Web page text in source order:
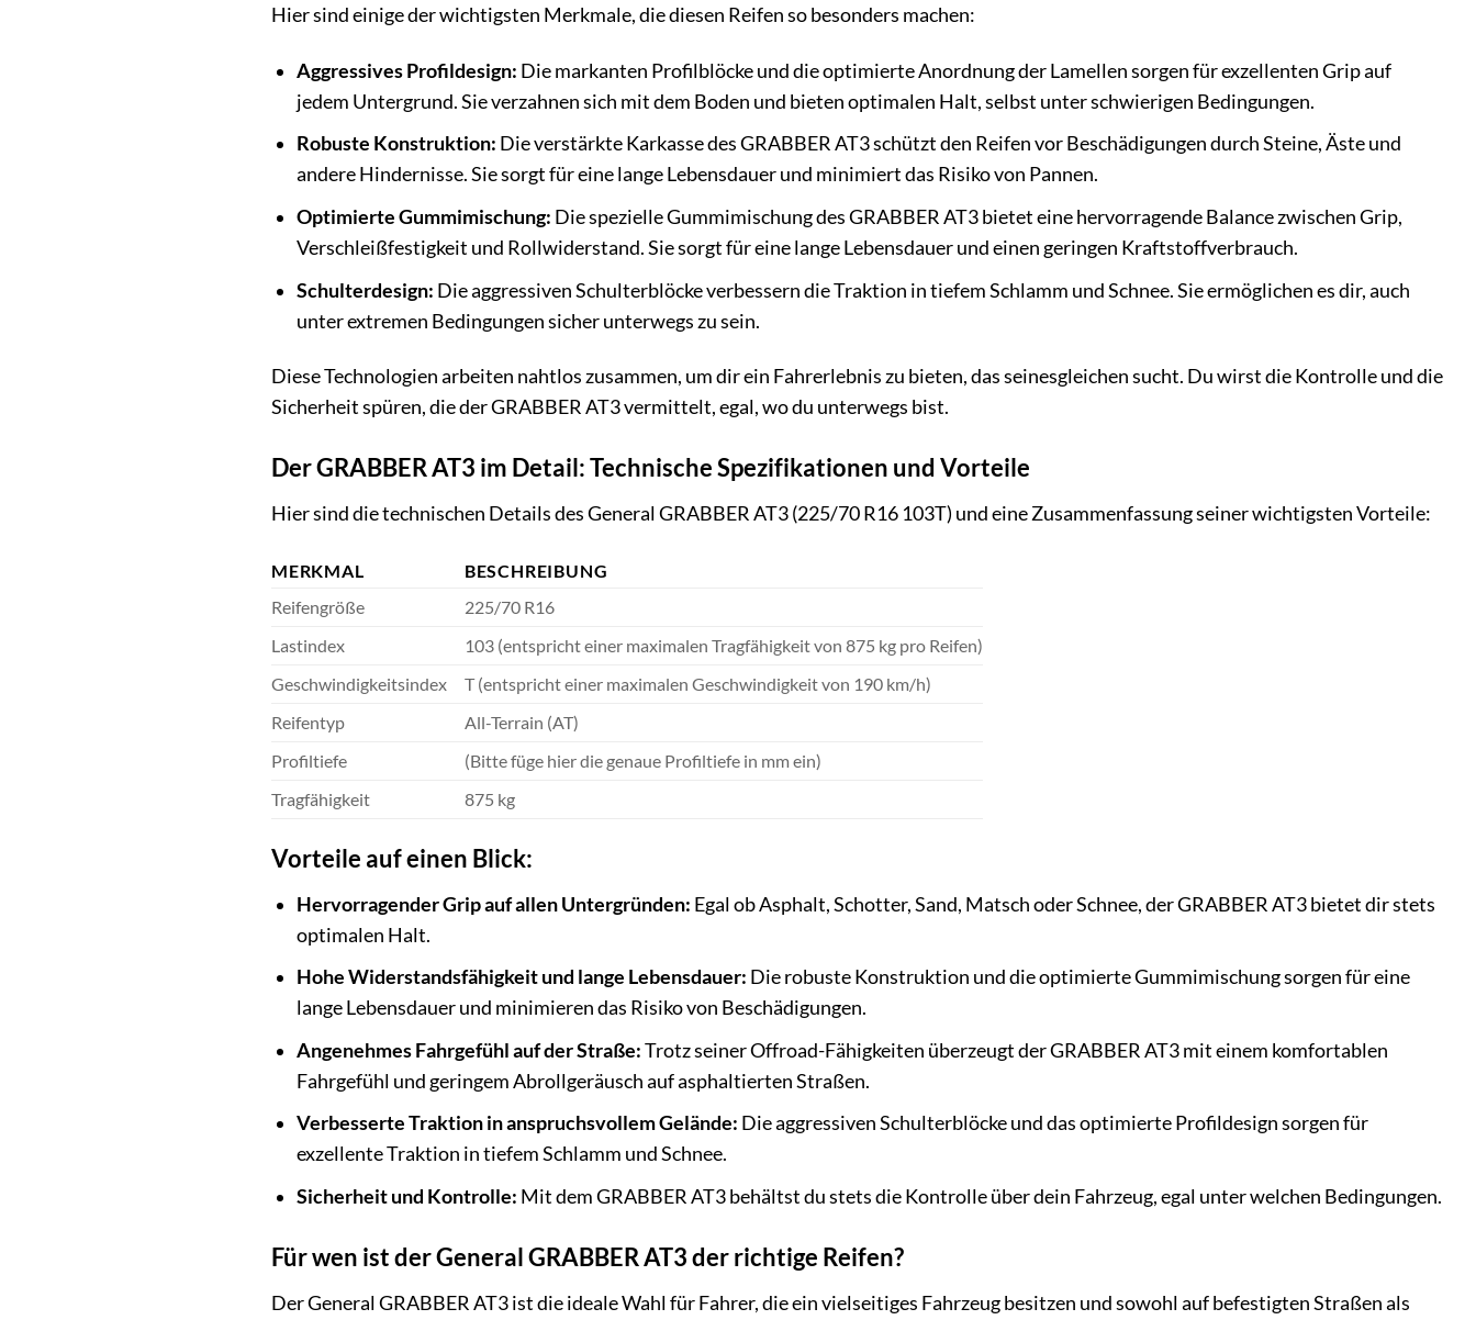
Hier sind einige der wichtigsten Merkmale, die diesen Reifen so besonders machen:
Aggressives Profildesign: Die markanten Profilblöcke und die optimierte Anordnung der Lamellen sorgen für exzellenten Grip auf
jedem Untergrund. Sie verzahnen sich mit dem Boden und bieten optimalen Halt, selbst unter schwierigen Bedingungen.
Robuste Konstruktion: Die verstärkte Karkasse des GRABBER AT3 schützt den Reifen vor Beschädigungen durch Steine, Äste und
andere Hindernisse. Sie sorgt für eine lange Lebensdauer und minimiert das Risiko von Pannen.
Optimierte Gummimischung: Die spezielle Gummimischung des GRABBER AT3 bietet eine hervorragende Balance zwischen Grip,
Verschleißfestigkeit und Rollwiderstand. Sie sorgt für eine lange Lebensdauer und einen geringen Kraftstoffverbrauch.
Schulterdesign: Die aggressiven Schulterblöcke verbessern die Traktion in tiefem Schlamm und Schnee. Sie ermöglichen es dir, auch
unter extremen Bedingungen sicher unterwegs zu sein.
Diese Technologien arbeiten nahtlos zusammen, um dir ein Fahrerlebnis zu bieten, das seinesgleichen sucht. Du wirst die Kontrolle und die
Sicherheit spüren, die der GRABBER AT3 vermittelt, egal, wo du unterwegs bist.
Der GRABBER AT3 im Detail: Technische Spezifikationen und Vorteile
Hier sind die technischen Details des General GRABBER AT3 (225/70 R16 103T) und eine Zusammenfassung seiner wichtigsten Vorteile:
MERKMAL
BESCHREIBUNG
Reifengröße
225/70 R16
Lastindex
103 (entspricht einer maximalen Tragfähigkeit von 875 kg pro Reifen)
Geschwindigkeitsindex
T (entspricht einer maximalen Geschwindigkeit von 190 km/h)
Reifentyp
All-Terrain (AT)
Profiltiefe
(Bitte füge hier die genaue Profiltiefe in mm ein)
Tragfähigkeit
875 kg
Vorteile auf einen Blick:
Hervorragender Grip auf allen Untergründen: Egal ob Asphalt, Schotter, Sand, Matsch oder Schnee, der GRABBER AT3 bietet dir stets
optimalen Halt.
Hohe Widerstandsfähigkeit und lange Lebensdauer: Die robuste Konstruktion und die optimierte Gummimischung sorgen für eine
lange Lebensdauer und minimieren das Risiko von Beschädigungen.
Angenehmes Fahrgefühl auf der Straße:Trotz seiner Offroad-Fähigkeiten überzeugt der GRABBER AT3 mit einem komfortablen
Fahrgefühl und geringem Abrollgeräusch auf asphaltierten Straßen.
Verbesserte Traktion in anspruchsvollem Gelände: Die aggressiven Schulterblöcke und das optimierte Profildesign sorgen für
exzellente Traktion in tiefem Schlamm und Schnee.
Sicherheit und Kontrolle: Mit dem GRABBER AT3 behältst du stets die Kontrolle über dein Fahrzeug, egal unter welchen Bedingungen.
Für wen ist der General GRABBER AT3 der richtige Reifen?
Der General GRABBER AT3 ist die ideale Wahl für Fahrer, die ein vielseitiges Fahrzeug besitzen und sowohl auf befestigten Straßen als